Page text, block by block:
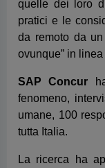
tutta Italia.
La ricerca ha
nuova modalità
tracciare un
aziendali per
ovunque funzioni
Le policy
diventando un